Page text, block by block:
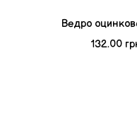
Ведро
132.00